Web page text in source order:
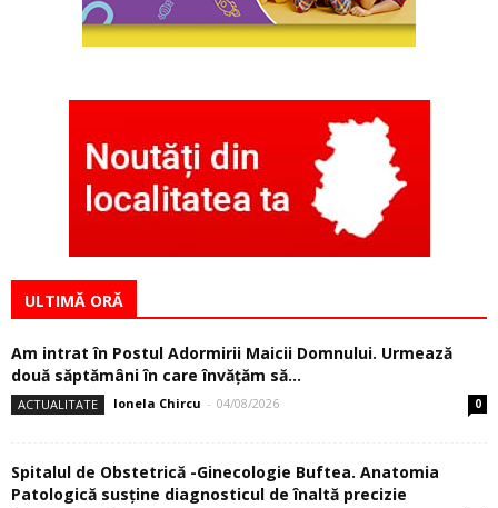
ULTIMĂ ORĂ
Am intrat în Postul Adormirii Maicii Domnului. Urmează
două săptămâni în care învăţăm să...
ACTUALITATE Ionela Chircu - 04/08/2026 0
Spitalul de Obstetrică -Ginecologie Buftea. Anatomia
Patologică susţine diagnosticul de înaltă precizie